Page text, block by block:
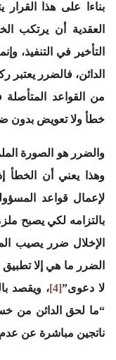
بناءا على هذا
العقدية أن يرتكب
التأخير في
الدائن، فالضرر يعتبر
من القواعد المتأصلة
خطأ ولا تعويض بدون
والضرر هو الصورة
وهذا يعني أن الخطأ
لإعمال قواعد
بالتزامه لكي يصبح
الإخلال ضرر يصيب
الضرر ما هي إلا
لا دعوى”[4]
“ما لحق الدائن من
ناتجين مباشرة عن عدم